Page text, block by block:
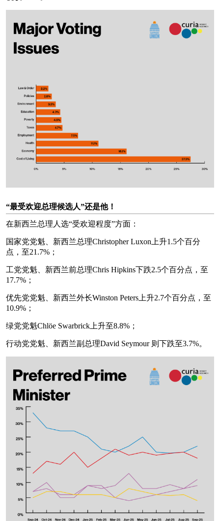
“最受欢迎总理候选人”还是他！
在新西兰总理人选“受欢迎程度”方面：
国家党党魁、新西兰总理Christopher Luxon上升1.5个百分
点，至21.7%；
工党党魁、新西兰前总理Chris Hipkins下跌2.5个百分点，至
17.7%；
优先党党魁、新西兰外长Winston Peters上升2.7个百分点，至
10.9%；
绿党党魁Chlöe Swarbrick上升至8.8%；
行动党党魁、新西兰副总理David Seymour 则下跌至3.7%。